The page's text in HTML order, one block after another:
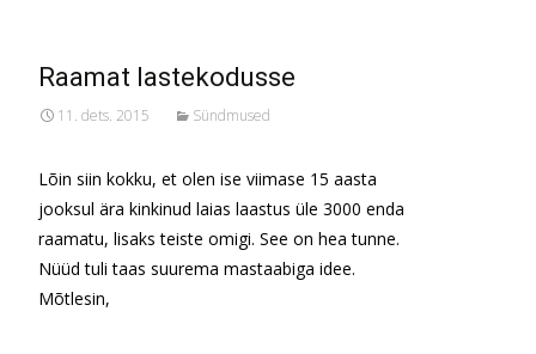
Raamat lastekodusse
11. dets. 2015 Sündmused
Lõin siin kokku, et olen ise viimase 15 aasta
jooksul ära kinkinud laias laastus üle 3000 enda
raamatu, lisaks teiste omigi. See on hea tunne.
Nüüd tuli taas suurema mastaabiga idee.
Mõtlesin,